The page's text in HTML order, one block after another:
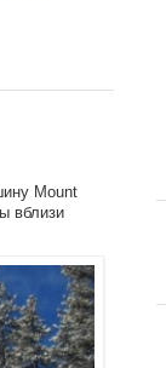
Mount
вблизи